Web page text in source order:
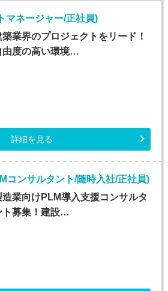
マネージャー/正社員)
築業界のプロジェクトをリード！
由度の高い環境…
詳細を見る
ンサルタント/随時入社/正社員)
造業向けPLM導入支援コンサルタ
ト募集！建設…